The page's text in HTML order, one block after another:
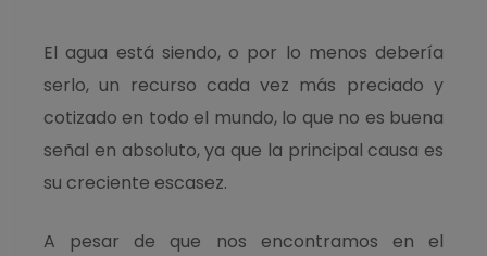
El agua está siendo, o por lo menos debería
serlo, un recurso cada vez más preciado y
cotizado en todo el mundo, lo que no es buena
señal en absoluto, ya que la principal causa es
su creciente escasez.
A pesar de que nos encontramos en el